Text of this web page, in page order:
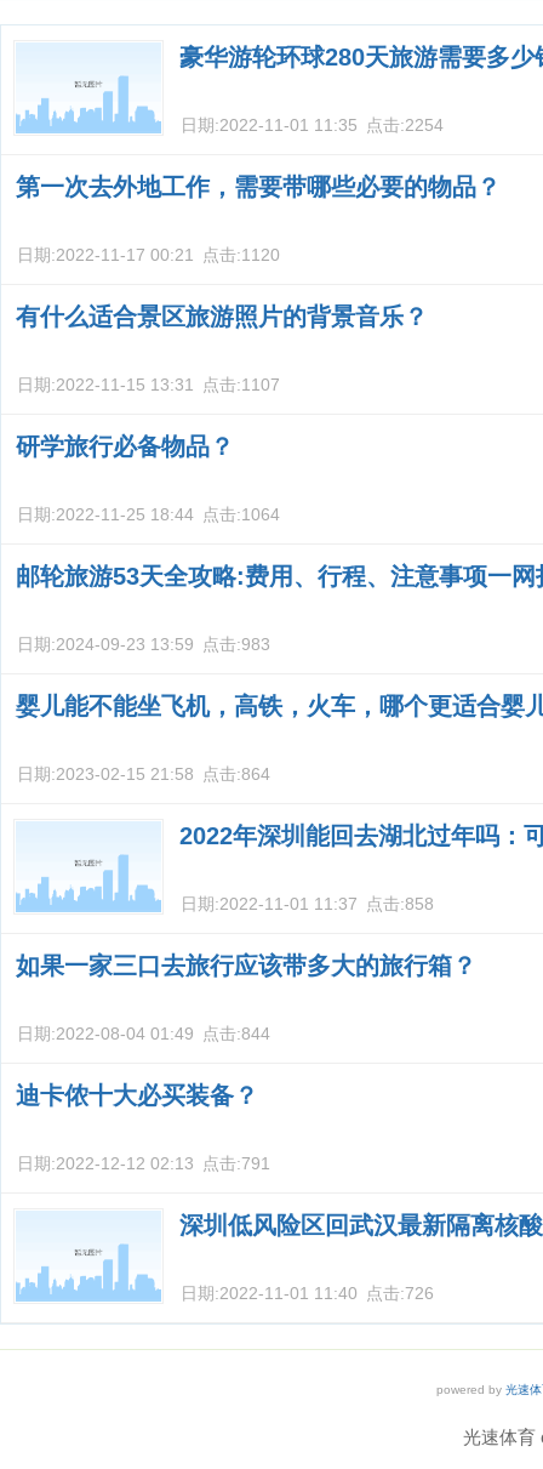
豪华游轮环球280天旅游需要多少
日期:2022-11-01 11:35 点击:2254
第一次去外地工作，需要带哪些必要的物品？
日期:2022-11-17 00:21 点击:1120
有什么适合景区旅游照片的背景音乐？
日期:2022-11-15 13:31 点击:1107
研学旅行必备物品？
日期:2022-11-25 18:44 点击:1064
邮轮旅游53天全攻略:费用、行程、注意事项一网
日期:2024-09-23 13:59 点击:983
婴儿能不能坐飞机，高铁，火车，哪个更适合婴
日期:2023-02-15 21:58 点击:864
2022年深圳能回去湖北过年吗：
日期:2022-11-01 11:37 点击:858
如果一家三口去旅行应该带多大的旅行箱？
日期:2022-08-04 01:49 点击:844
迪卡侬十大必买装备？
日期:2022-12-12 02:13 点击:791
深圳低风险区回武汉最新隔离核
日期:2022-11-01 11:40 点击:726
powered by 光速
光速体育